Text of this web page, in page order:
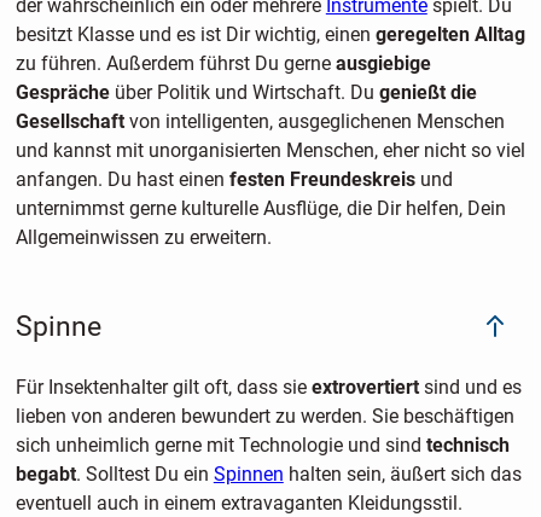
der wahrscheinlich ein oder mehrere Instrumentespielt. Du
besitzt Klasse und es ist Dir wichtig, einen geregelten Alltag
zu führen. Außerdem führst Du gerne ausgiebige
Gesprächeüber Politik und Wirtschaft. Du genießt die
Gesellschaftvon intelligenten, ausgeglichenen Menschen
und kannst mit unorganisierten Menschen, eher nicht so viel
anfangen. Du hast einen festen Freundeskreisund
unternimmst gerne kulturelle Ausflüge, die Dir helfen, Dein
Allgemeinwissen zu erweitern.
Spinne
Für Insektenhalter gilt oft, dass sie extrovertiert sind und es
lieben von anderen bewundert zu werden. Sie beschäftigen
sich unheimlich gerne mit Technologie und sind technisch
begabt. Solltest Du ein Spinnen halten sein, äußert sich das
eventuell auch in einem extravaganten Kleidungsstil.